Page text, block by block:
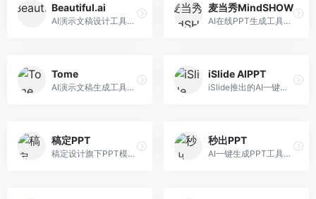
Beautiful.ai
AI演示文稿设计工具，专注于自动化设计排版。面向职场人士，提供智能排版、模板选择、设计优化等服务，设计美观度高。
麦当秀MindSHOW
AI在线PPT生成工具，支持思维导图转PPT。面向职场人士，提供思维导图导入、PPT生成、模板选择等服务，思维导图转PPT效率高。
Tome
AI演示文稿生成工具，专注于故事化演示创作。面向创业者和营销人员，提供故事叙述、视觉设计、内容生成等服务，演示文稿叙事性强。
iSlide AIPPT
iSlide推出的AI一键设计精美PPT工具。面向PPT设计用户，提供模板库、内容生成、设计优化等服务，与iSlide插件深度整合。
稿定PPT
稿定设计旗下PPT模板资源库，整合AI生成功能。面向设计师和职场人士，提供海量PPT模板、AI内容生成等服务，模板质量高。
秒出PPT
AI一键生成PPT工具，专注于快速演示文稿制作。面向职场人士，支持主题输入、内容生成、模板套用等功能，PPT生成速度快，适合紧急制作场景。